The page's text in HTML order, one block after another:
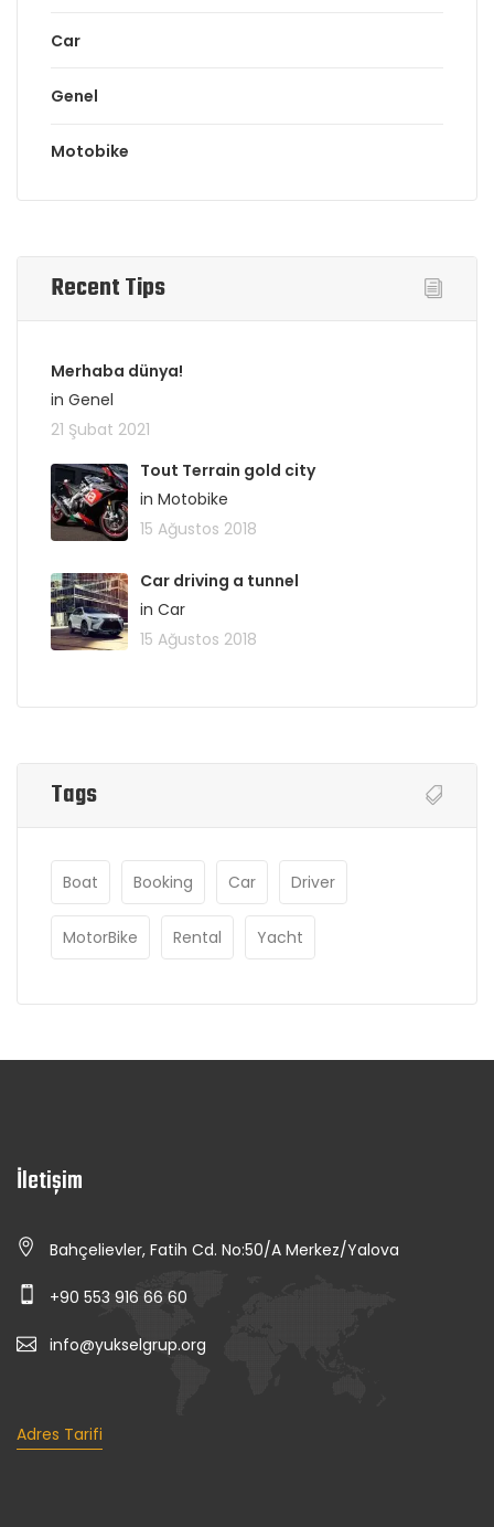
Car
Genel
Motobike
Recent Tips
Merhaba dünya!
in Genel
21 Şubat 2021
Tout Terrain gold city
in Motobike
15 Ağustos 2018
Car driving a tunnel
in Car
15 Ağustos 2018
Tags
Boat Booking Car Driver
MotorBike Rental Yacht
İletişim
Bahçelievler, Fatih Cd. No:50/A Merkez/Yalova
+90 553 916 66 60
info@yukselgrup.org
Adres Tarifi